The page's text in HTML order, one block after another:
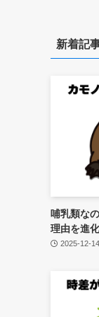
新着記
哺乳類な
理由を進
2025-12-14